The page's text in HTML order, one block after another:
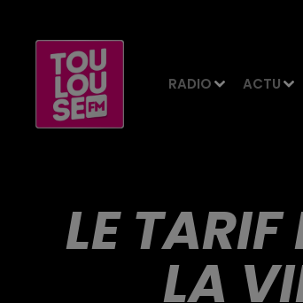
RADIO ACTU
LE
LA